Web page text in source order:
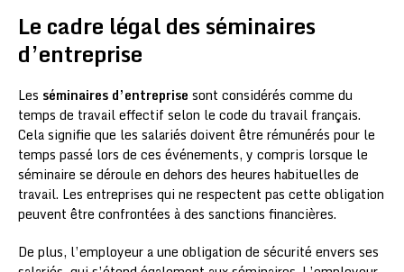
Le cadre légal des séminaires
d’entreprise
Les séminaires d’entreprise sont considérés comme du
temps de travail effectif selon le code du travail français.
Cela signifie que les salariés doivent être rémunérés pour le
temps passé lors de ces événements, y compris lorsque le
séminaire se déroule en dehors des heures habituelles de
travail. Les entreprises qui ne respectent pas cette obligation
peuvent être confrontées à des sanctions financières.
De plus, l’employeur a une obligation de sécurité envers ses